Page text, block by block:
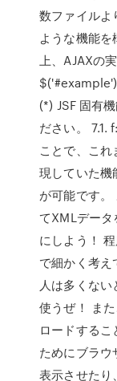
数ファイルよ
ような機能
上、AJAXの
(*) JSF 固有
ださい。 7.1.
ことで、こ
現していた機
が可能です
てXMLデータ
にしよう！
で細かく考え
人は多くな
使うぜ！ ま
ロードする
ためにブラ
表示させたり